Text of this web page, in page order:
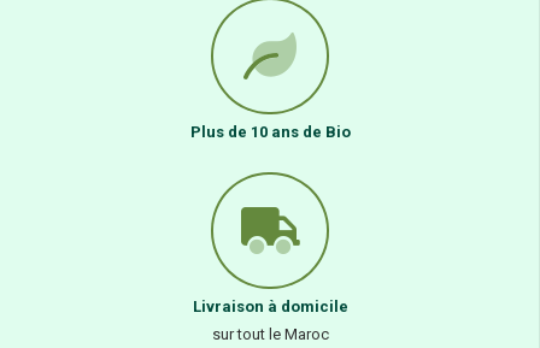
Plus de 10 ans de Bio
Livraison à domicile
sur tout le Maroc